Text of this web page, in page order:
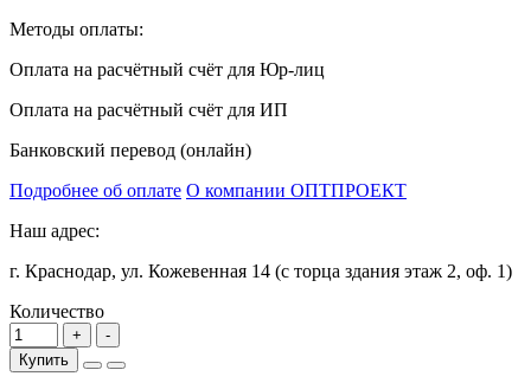
Методы оплаты:
Оплата на расчётный счёт для Юр-лиц
Оплата на расчётный счёт для ИП
Банковский перевод (онлайн)
Подробнее об оплате О компании ОПТПРОЕКТ
Наш адрес:
г. Краснодар, ул. Кожевенная 14 (с торца здания этаж 2, оф. 1)
Количество
Купить